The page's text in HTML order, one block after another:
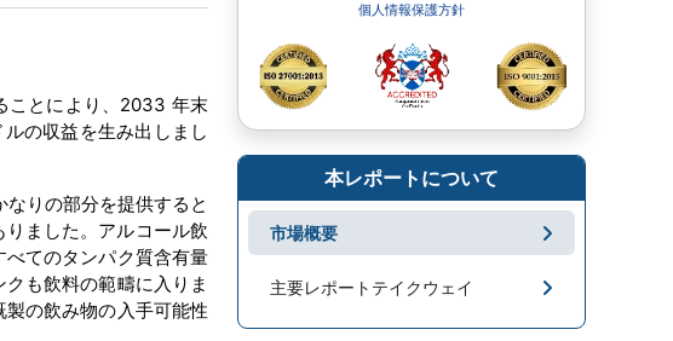
ことにより、2033 年末
の収益を生み出しまし
りの部分を提供すると
ました。アルコール飲
てのタンパク質含有量
も飲料の範疇に入りま
の飲み物の入手可能性
個人情報保護方針
本レポートについて
市場概要
主要レポートテイクウェイ